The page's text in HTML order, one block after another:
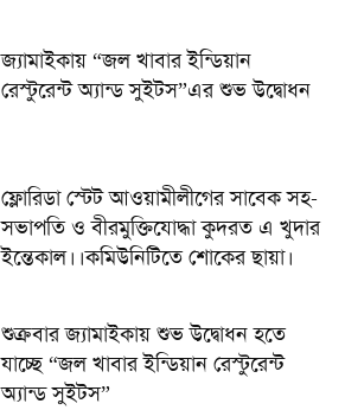
জ্যামাইকায় “জল খাবার ইন্ডিয়ান
রেস্টুরেন্ট অ্যান্ড সুইটস”এর শুভ উদ্বোধন
ফ্লোরিডা স্টেট আওয়ামীলীগের সাবেক সহ-
সভাপতি ও বীরমুক্তিযোদ্ধা কুদরত এ খুদার
ইন্তেকাল।।কমিউনিটিতে শোকের ছায়া।
শুক্রবার জ্যামাইকায় শুভ উদ্বোধন হতে
যাচ্ছে “জল খাবার ইন্ডিয়ান রেস্টুরেন্ট
অ্যান্ড সুইটস”